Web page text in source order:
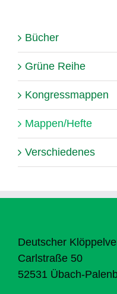
Bücher
Grüne Reihe
Kongressmappen
Mappen/Hefte
Verschiedenes
Deutscher
Carlstraße 50
52531 Übach-